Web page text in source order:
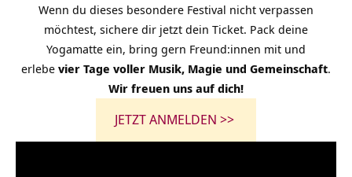
Wenn du dieses besondere Festival nicht verpassen
möchtest, sichere dir jetzt dein Ticket. Pack deine
Yogamatte ein, bring gern Freund:innen mit und
erlebe vier Tage voller Musik, Magie und Gemeinschaft.
Wir freuen uns auf dich!
JETZT ANMELDEN >>